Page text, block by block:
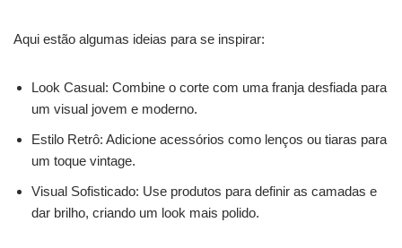
Aqui estão algumas ideias para se inspirar:
Look Casual: Combine o corte com uma franja desfiada para
um visual jovem e moderno.
Estilo Retrô: Adicione acessórios como lenços ou tiaras para
um toque vintage.
Visual Sofisticado: Use produtos para definir as camadas e
dar brilho, criando um look mais polido.